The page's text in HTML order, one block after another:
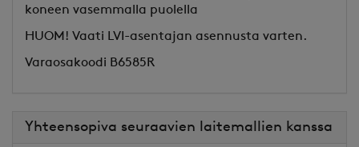
koneen vasemmalla puolella
HUOM! Vaati LVI-asentajan asennusta varten.
Varaosakoodi B6585R
Yhteensopiva seuraavien laitemallien kanssa